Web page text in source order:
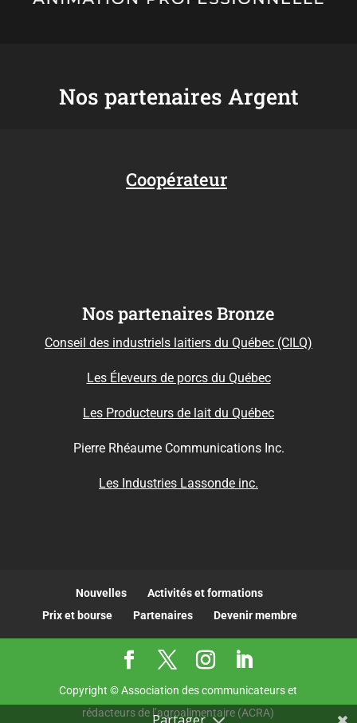
Nos partenaires Argent
Coopérateur
Nos partenaires Bronze
Conseil des industriels laitiers du Québec (CILQ)
Les Éleveurs de porcs du Québec
Les Producteurs de lait du Québec
Pierre Rhéaume Communications Inc.
Les Industries Lassonde inc.
Nouvelles
Activités et formations
Prix et bourse
Partenaires Devenir membre
Copyright © Association des communicateurs et
rédacteurs de l’agroalimentaire (ACRA)